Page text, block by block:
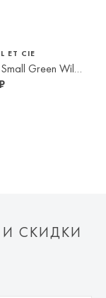
ET CIE
Рюкзак Small Green Wild Trip
СКИДКИ